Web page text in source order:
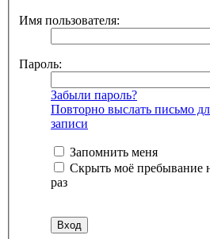
Имя пользователя:
Пароль:
Забыли пароль?
Повторно выслать письмо
записи
Запомнить меня
Скрыть моё пребывание
раз